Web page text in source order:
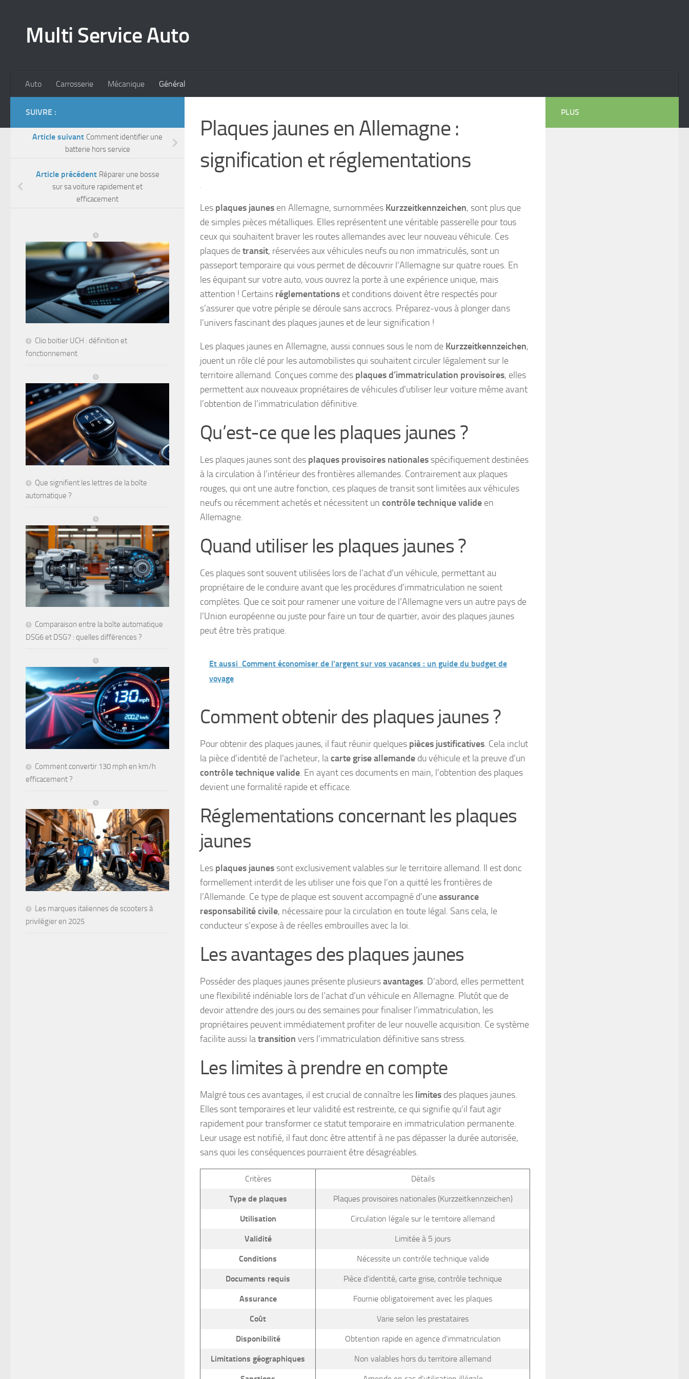
Multi Service Auto
Auto Carrosserie Mécanique Général
Plaques jaunes en Allemagne :
signification et réglementations
·
Les plaques jaunes en Allemagne, surnommées Kurzzeitkennzeichen, sont plus que
de simples pièces métalliques. Elles représentent une véritable passerelle pour tous
ceux qui souhaitent braver les routes allemandes avec leur nouveau véhicule. Ces
plaques detransit, réservées aux véhicules neufs ou non immatriculés, sont un
passeport temporaire qui vous permet de découvrir l’Allemagne sur quatre roues. En
les équipant sur votre auto, vous ouvrez la porte à une expérience unique, mais
attention ! Certains réglementations et conditions doivent être respectés pour
s’assurer que votre périple se déroule sans accrocs. Préparez-vous à plonger dans
l’univers fascinant des plaques jaunes et de leur signification !
Les plaques jaunes en Allemagne, aussi connues sous le nom de Kurzzeitkennzeichen,
jouent un rôle clé pour les automobilistes qui souhaitent circuler légalement sur le
territoire allemand. Conçues comme des plaques d’immatriculation provisoires, elles
permettent aux nouveaux propriétaires de véhicules d’utiliser leur voiture même avant
l’obtention de l’immatriculation définitive.
Qu’est-ce que les plaques jaunes ?
Les plaques jaunes sont des plaques provisoires nationales spécifiquement destinées
à la circulation à l’intérieur des frontières allemandes. Contrairement aux plaques
rouges, qui ont une autre fonction, ces plaques de transit sont limitées aux véhicules
neufs ou récemment achetés et nécessitent un contrôle technique valide en
Allemagne.
Quand utiliser les plaques jaunes ?
Ces plaques sont souvent utilisées lors de l’achat d’un véhicule, permettant au
propriétaire de le conduire avant que les procédures d’immatriculation ne soient
complètes. Que ce soit pour ramener une voiture de l’Allemagne vers un autre pays de
l’Union européenne ou juste pour faire un tour de quartier, avoir des plaques jaunes
peut être très pratique.
Et aussi Comment économiser de l'argent sur vos vacances : un guide du budget de
voyage
Comment obtenir des plaques jaunes ?
Pour obtenir des plaques jaunes, il faut réunir quelques pièces justificatives. Cela inclut
la pièce d’identité de l’acheteur, lacarte grise allemande du véhicule et la preuve d’un
contrôle technique valide. En ayant ces documents en main, l’obtention des plaques
devient une formalité rapide et efficace.
Réglementations concernant les plaques
jaunes
Les plaques jaunes sont exclusivement valables sur le territoire allemand. Il est donc
formellement interdit de les utiliser une fois que l’on a quitté les frontières de
l’Allemande. Ce type de plaque est souvent accompagné d’uneassurance
responsabilité civile, nécessaire pour la circulation en toute légal. Sans cela, le
conducteur s’expose à de réelles embrouilles avec la loi.
Les avantages des plaques jaunes
Posséder des plaques jaunes présente plusieursavantages. D’abord, elles permettent
une flexibilité indéniable lors de l’achat d’un véhicule en Allemagne. Plutôt que de
devoir attendre des jours ou des semaines pour finaliser l’immatriculation, les
propriétaires peuvent immédiatement profiter de leur nouvelle acquisition. Ce système
facilite aussi latransition vers l’immatriculation définitive sans stress.
Les limites à prendre en compte
Malgré tous ces avantages, il est crucial de connaître les limites des plaques jaunes.
Elles sont temporaires et leur validité est restreinte, ce qui signifie qu’il faut agir
rapidement pour transformer ce statut temporaire en immatriculation permanente.
Leur usage est notifié, il faut donc être attentif à ne pas dépasser la durée autorisée,
sans quoi les conséquences pourraient être désagréables.
Critères Détails
Type de plaques Plaques provisoires nationales (Kurzzeitkennzeichen)
Utilisation Circulation légale sur le territoire allemand
Validité Limitée à 5 jours
Conditions Nécessite un contrôle technique valide
Documents requis Pièce d’identité, carte grise, contrôle technique
Assurance Fournie obligatoirement avec les plaques
Coût Varie selon les prestataires
Disponibilité Obtention rapide en agence d’immatriculation
Limitations géographiques Non valables hors du territoire allemand
SUIVRE :
Article suivant Comment identifier une
batterie hors service
Article précédent Réparer une bosse
sur sa voiture rapidement et
efficacement
Clio boitier UCH : définition et
fonctionnement
Que signifient les lettres de la boîte
automatique ?
Comparaison entre la boîte automatique
DSG6 et DSG7 : quelles différences ?
Comment convertir 130 mph en km/h
efficacement ?
Les marques italiennes de scooters à
privilégier en 2025
PLUS